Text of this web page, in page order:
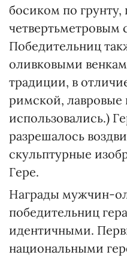
босиком по
четвертьметровым
Победительниц
оливковыми
традиции, в
римской, лавровые
использовались.)
разрешалось
скульптурные
Гере.
Награды мужчин-
победительниц
идентичными.
национальными